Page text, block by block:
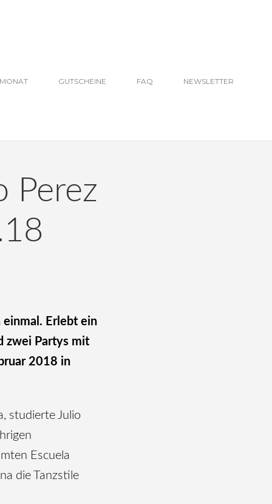
GUTSCHEINE FAQ NEWSLETTER
Perez
Erlebt ein
zwei Partys mit
2018 in
studierte Julio
Escuela
die Tanzstile